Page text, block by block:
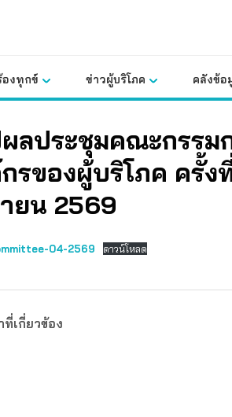
องทุกข์ ข่าวผู้บริโภค คลังข้อ
ลประชุมคณะกรรม
รของผู้บริโภค ครั้
ยน 2569
04-2569 ดาวน์โหลด
เกี่ยวข้อง